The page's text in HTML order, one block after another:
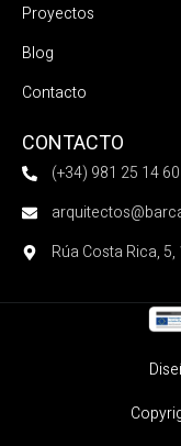
Proyectos
Blog
Contacto
CONTACTO
(+34) 981 25 14 60
Rúa Costa Rica,